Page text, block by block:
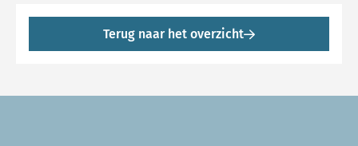
Terug naar het overzicht